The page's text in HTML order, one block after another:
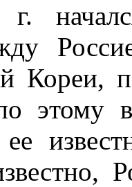
Кореи,
этому
ее